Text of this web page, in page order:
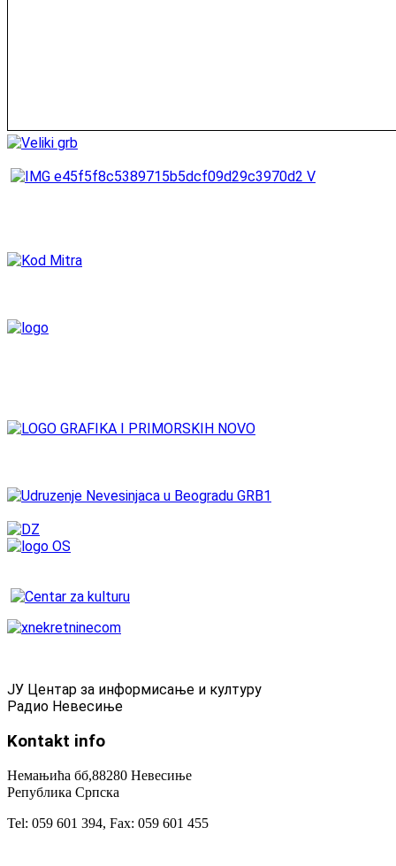
ЈУ Центар за информисање и културу
Радио Невесиње
Kontakt info
Немањића бб,88280 Невесиње
Република Српска
Tel: 059 601 394, Fax: 059 601 455